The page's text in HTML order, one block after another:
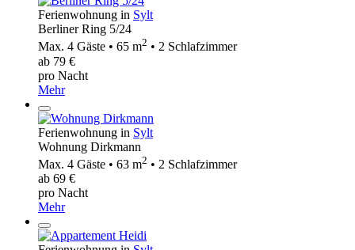
Ferienwohnung in Sylt
Berliner Ring 5/24
Max. 4 Gäste • 65 m2 • 2 Schlafzimmer
ab 79 €
pro Nacht
Mehr
Ferienwohnung in Sylt
Wohnung Dirkmann
Max. 4 Gäste • 63 m2 • 2 Schlafzimmer
ab 69 €
pro Nacht
Mehr